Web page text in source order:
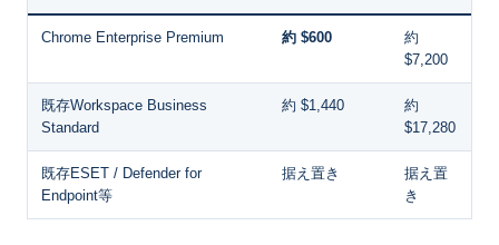
Chrome Enterprise Premium 約 $600
約
$7,200
既存Workspace Business
Standard
約 $1,440
約
$17,280
既存ESET / Defender for
Endpoint等
据え置き
据え置
き